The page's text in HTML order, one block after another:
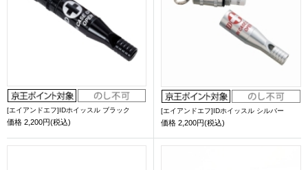
[エイアンドエフ]IDホイッスル ブラック
価格 2,200円(税込)
[エイアンドエフ]IDホイッスル シルバー
価格 2,200円(税込)